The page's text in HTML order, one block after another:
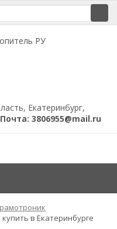
Екатеринбург,
Почта: 3806955@mail.ru
в Екатеринбурге